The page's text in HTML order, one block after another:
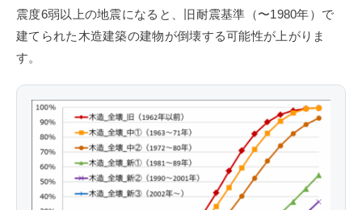
震度6弱以上の地震になると、旧耐震基準（〜1980年）で
建てられた木造建築の建物が倒壊する可能性が上がりま
す。